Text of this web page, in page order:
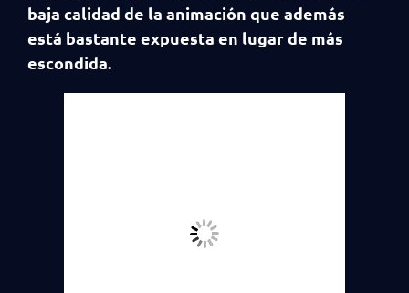
baja calidad de la animación que además
está bastante expuesta en lugar de más
escondida.